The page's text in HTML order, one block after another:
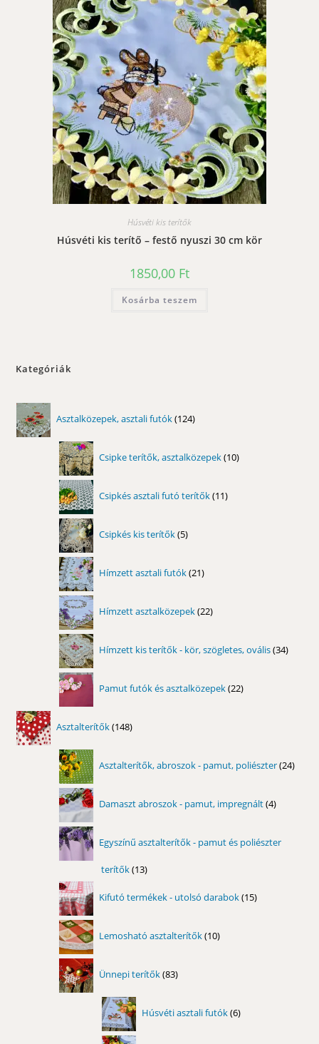
Húsvéti kis terítők
Húsvéti kis terítő – festő nyuszi 30 cm kör
1850,00 Ft
Kosárba teszem
Kategóriák
Asztalközepek, asztali futók 124
termék
Csipke terítők, asztalközepek 10
termék
Csipkés asztali futó terítők 11
termék
Csipkés kis terítők 5
termék
Hímzett asztali futók 21
termék
Hímzett asztalközepek 22
termék
Hímzett kis terítők - kör, szögletes, ovális 34
termék
Pamut futók és asztalközepek 22
termék
Asztalterítők 148
termék
Asztalterítők, abroszok - pamut, poliészter 24
Damaszt abroszok - pamut, impregnált 4
termék
Egyszínű asztalterítők - pamut és poliészter
terítők 1313
Kifutó termékek - utolsó darabok 15
termék
Lemosható asztalterítők 10
termék
Ünnepi terítők 83
termék
Húsvéti asztali futók 6
termék